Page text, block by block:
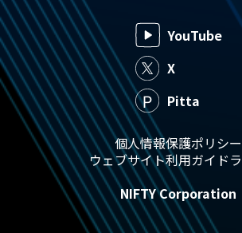
YouTube
X
Pitta
個人情報保護ポリシー
ウェブサイト利用ガイド
NIFTY Corporation